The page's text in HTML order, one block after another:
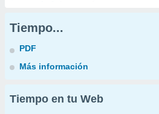
Tiempo...
PDF
Más información
Tiempo en tu Web